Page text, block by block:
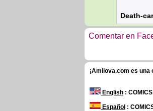
Death-
Comentar en
¡Amilova.com es
English :
Español :